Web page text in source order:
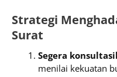
Strategi
Surat
Segera
menilai kekuatan